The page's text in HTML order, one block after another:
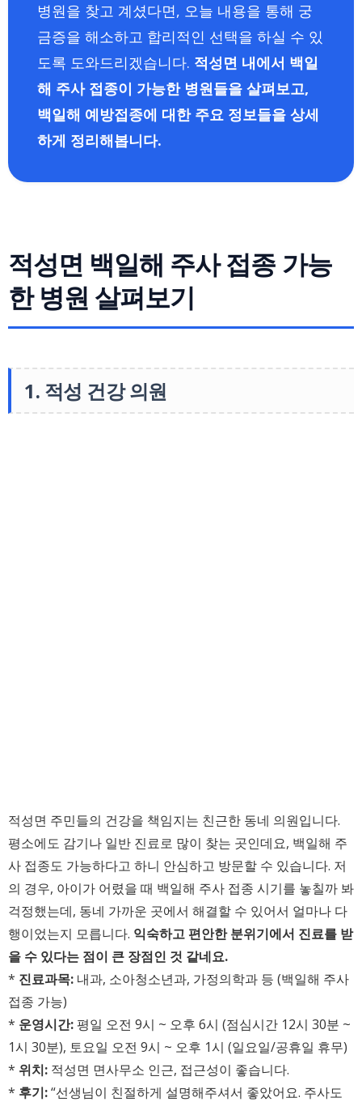
병원을 찾고 계셨다면, 오늘 내용을 통해 궁
금증을 해소하고 합리적인 선택을 하실 수 있
도록 도와드리겠습니다. 적성면 내에서 백일
해 주사 접종이 가능한 병원들을 살펴보고,
백일해 예방접종에 대한 주요 정보들을 상세
하게 정리해봅니다.
적성면 백일해 주사 접종 가능
한 병원 살펴보기
1. 적성 건강 의원
적성면 주민들의 건강을 책임지는 친근한 동네 의원입니다.
평소에도 감기나 일반 진료로 많이 찾는 곳인데요, 백일해 주
사 접종도 가능하다고 하니 안심하고 방문할 수 있습니다. 저
의 경우, 아이가 어렸을 때 백일해 주사 접종 시기를 놓칠까 봐
걱정했는데, 동네 가까운 곳에서 해결할 수 있어서 얼마나 다
행이었는지 모릅니다. 익숙하고 편안한 분위기에서 진료를 받
을 수 있다는 점이 큰 장점인 것 같네요.
* 진료과목: 내과, 소아청소년과, 가정의학과 등 (백일해 주사
접종 가능)
* 운영시간: 평일 오전 9시 ~ 오후 6시 (점심시간 12시 30분 ~
1시 30분), 토요일 오전 9시 ~ 오후 1시 (일요일/공휴일 휴무)
* 위치: 적성면 면사무소 인근, 접근성이 좋습니다.
* 후기:“선생님이 친절하게 설명해주셔서 좋았어요. 주사도